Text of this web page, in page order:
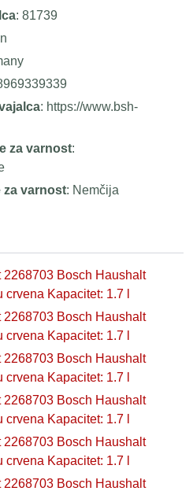
: 81739
: https://www.bsh-
za varnost:
za varnost: Nemčija
2268703 Bosch Haushalt
Kapacitet: 1.7 l
2268703 Bosch Haushalt
Kapacitet: 1.7 l
2268703 Bosch Haushalt
Kapacitet: 1.7 l
2268703 Bosch Haushalt
Kapacitet: 1.7 l
2268703 Bosch Haushalt
Kapacitet: 1.7 l
2268703 Bosch Haushalt